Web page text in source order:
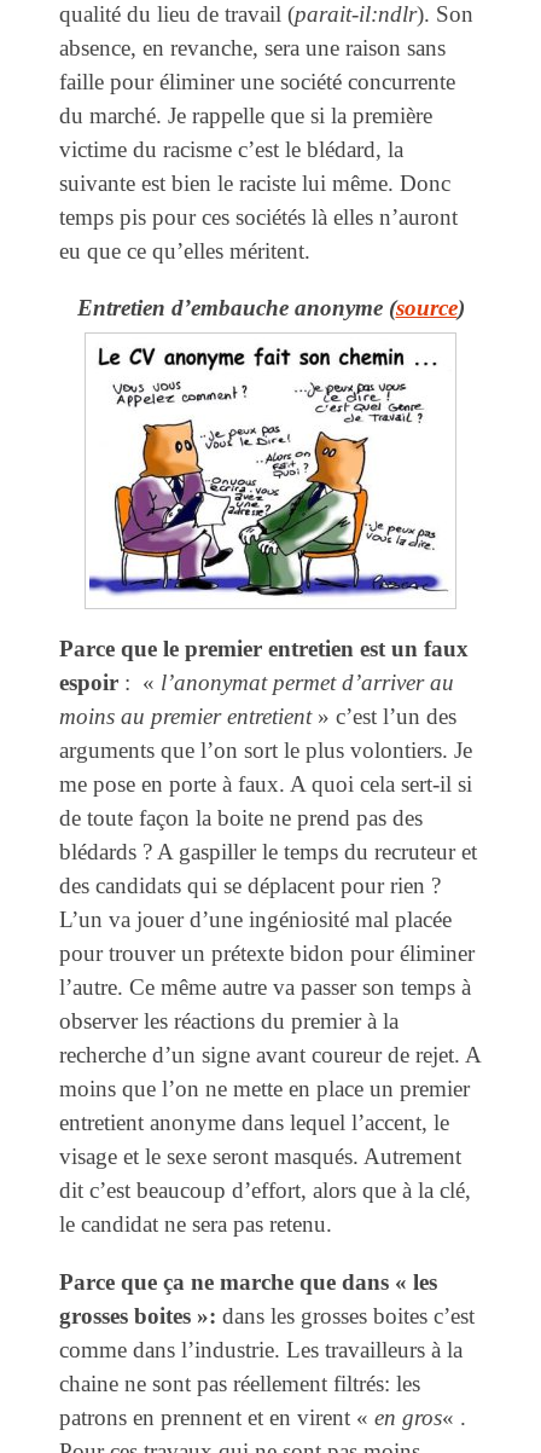
qualité du lieu de travail (parait-il:ndlr). Son
absence, en revanche, sera une raison sans
faille pour éliminer une société concurrente
du marché. Je rappelle que si la première
victime du racisme c’est le blédard, la
suivante est bien le raciste lui même. Donc
temps pis pour ces sociétés là elles n’auront
eu que ce qu’elles méritent.
Entretien d’embauche anonyme (source)
Parce que le premier entretien est un faux
espoir : « l’anonymat permet d’arriver au
moins au premier entretient» c’est l’un des
arguments que l’on sort le plus volontiers. Je
me pose en porte à faux. A quoi cela sert-il si
de toute façon la boite ne prend pas des
blédards ? A gaspiller le temps du recruteur et
des candidats qui se déplacent pour rien ?
L’un va jouer d’une ingéniosité mal placée
pour trouver un prétexte bidon pour éliminer
l’autre. Ce même autre va passer son temps à
observer les réactions du premier à la
recherche d’un signe avant coureur de rejet. A
moins que l’on ne mette en place un premier
entretient anonyme dans lequel l’accent, le
visage et le sexe seront masqués. Autrement
dit c’est beaucoup d’effort, alors que à la clé,
le candidat ne sera pas retenu.
Parce que ça ne marche que dans « les
grosses boites »: dans les grosses boites c’est
comme dans l’industrie. Les travailleurs à la
chaine ne sont pas réellement filtrés: les
patrons en prennent et en virent « en gros« .